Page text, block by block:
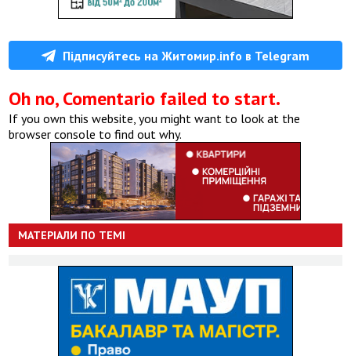
Підписуйтесь на Житомир.info в Telegram
Oh no, Comentario failed to start.
If you own this website, you might want to look at the
browser console to find out why.
МАТЕРІАЛИ ПО ТЕМІ